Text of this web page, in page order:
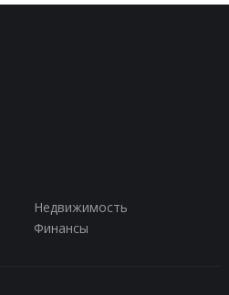
Недвижимость
Финансы